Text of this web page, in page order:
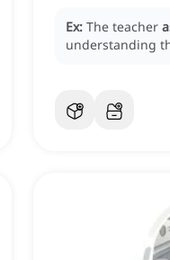
Ex: The teacher
understanding